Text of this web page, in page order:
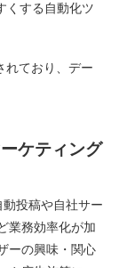
くする自動化ツ
れており、デー
ケティング
投稿や自社サー
業務効率化が加
ーの興味・関心